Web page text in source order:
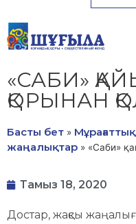
«САБИ»
ҚОРЫНАН
Басты бет »
жаңалықтар » «Саби»
Тамыз 18, 2020
Достар, жақсы